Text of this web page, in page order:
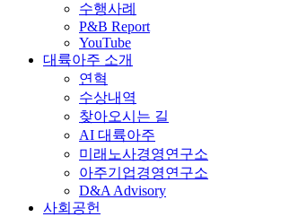
수행사례
P&B Report
YouTube
대륙아주 소개
연혁
수상내역
찾아오시는 길
AI 대륙아주
미래노사경영연구소
아주기업경영연구소
D&A Advisory
사회공헌